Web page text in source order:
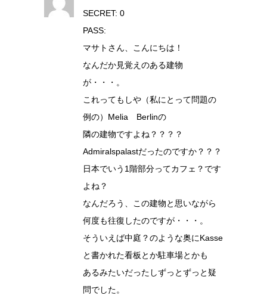
SECRET: 0
PASS:
マサトさん、こんにちは！
なんだか見覚えのある建物
が・・・。
これってもしや（私にとって問題の
例の）Melia Berlinの
隣の建物ですよね？？？？
Admiralspalastだったのですか？？？
日本でいう1階部分ってカフェ？です
よね？
なんだろう、この建物と思いながら
何度も往復したのですが・・・。
そういえば中庭？のような奥にKasse
と書かれた看板とか駐車場とかも
あるみたいだったしずっとずっと疑
問でした。